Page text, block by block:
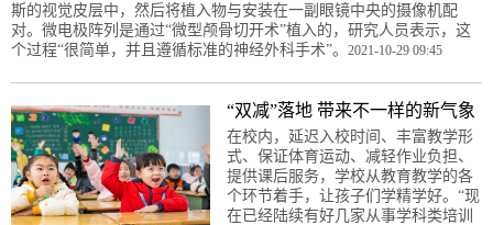
斯的视觉皮层中，然后将植入物与安装在一副眼镜中央的摄像机配
对。微电极阵列是通过“微型颅骨切开术”植入的，研究人员表示，这
个过程“很简单，并且遵循标准的神经外科手术”。 2021-10-29 09:45
“双减”落地 带来不一样的新气象
在校内，延迟入校时间、丰富教学形
式、保证体育运动、减轻作业负担、
提供课后服务，学校从教育教学的各
个环节着手，让孩子们学精学好。“现
在已经陆续有好几家从事学科类培训